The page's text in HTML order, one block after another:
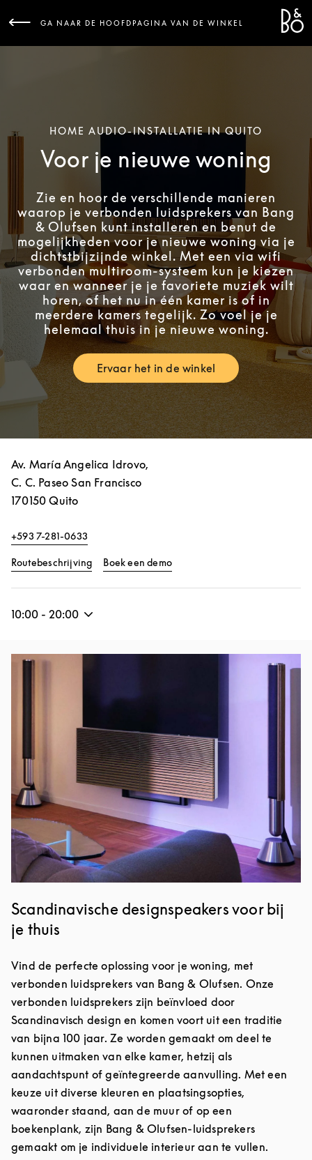
GA NAAR DE HOOFDPAGINA VAN DE WINKEL
HOME AUDIO-INSTALLATIE IN QUITO
Voor je nieuwe woning
Zie en hoor de verschillende manieren
waarop je verbonden luidsprekers van Bang
& Olufsen kunt installeren en benut de
mogelijkheden voor je nieuwe woning via je
dichtstbijzijnde winkel. Met een via wifi
verbonden multiroom-systeem kun je kiezen
waar en wanneer je je favoriete muziek wilt
horen, of het nu in één kamer is of in
meerdere kamers tegelijk. Zo voel je je
helemaal thuis in je nieuwe woning.
Ervaar het in de winkelLink Opens in New Tab
Av. María Angelica Idrovo,
C. C. Paseo San Francisco
170150 Quito
+593 7-281-0633
RoutebeschrijvingLink Opens in New Tab
Boek een demo
10:00 - 20:00
Afbeelding van evenement
Scandinavische designspeakers voor bij
je thuis
Vind de perfecte oplossing voor je woning, met
verbonden luidsprekers van Bang & Olufsen. Onze
verbonden luidsprekers zijn beïnvloed door
Scandinavisch design en komen voort uit een traditie
van bijna 100 jaar. Ze worden gemaakt om deel te
kunnen uitmaken van elke kamer, hetzij als
aandachtspunt of geïntegreerde aanvulling. Met een
keuze uit diverse kleuren en plaatsingsopties,
waaronder staand, aan de muur of op een
boekenplank, zijn Bang & Olufsen-luidsprekers
gemaakt om je individuele interieur aan te vullen.